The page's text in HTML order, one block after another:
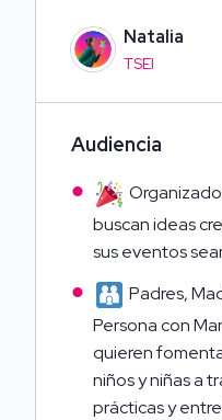
Natalia
TSEI
Audiencia
buscan ideas
sus eventos
Padres,
Persona con
quieren
niños y niñas a
prácticas y